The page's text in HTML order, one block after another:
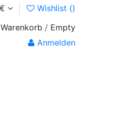
Wishlist ()
Warenkorb / Empty
Anmelden